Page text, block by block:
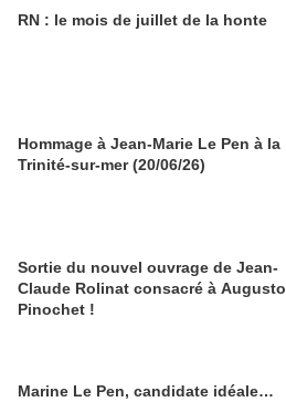
RN : le mois de juillet de la honte
Hommage à Jean-Marie Le Pen à la
Trinité-sur-mer (20/06/26)
Sortie du nouvel ouvrage de Jean-
Claude Rolinat consacré à Augusto
Pinochet !
Marine Le Pen, candidate idéale…